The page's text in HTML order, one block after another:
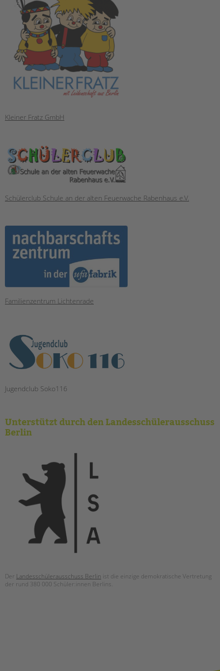
Kleiner Fratz GmbH
Schülerclub Schule an der alten Feuerwache Rabenhaus e.V.
Familienzentrum Lichtenrade
Jugendclub Soko116
Unterstützt durch den Landesschülerausschuss
Berlin
Der Landesschülerausschuss Berlin ist die einzige demokratische Vertretung
der rund 380 000 Schüler:innen Berlins.